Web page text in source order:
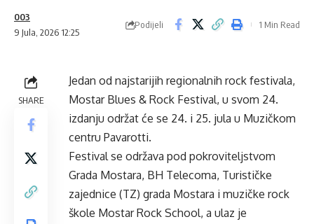
9 Jula, 2026 12:25
003
Podijeli 1 Min Read
SHARE
Jedan od najstarijih regionalnih rock festivala,
Mostar Blues & Rock Festival, u svom 24.
izdanju održat će se 24. i 25. jula u Muzičkom
centru Pavarotti.
Festival se održava pod pokroviteljstvom
Grada Mostara, BH Telecoma, Turističke
zajednice (TZ) grada Mostara i muzičke rock
škole Mostar Rock School, a ulaz je